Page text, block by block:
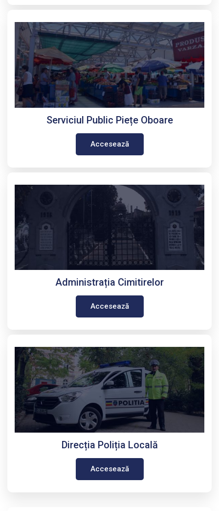
Serviciul Public Piețe Oboare
Accesează
Administrația Cimitirelor
Accesează
Direcția Poliția Locală
Accesează